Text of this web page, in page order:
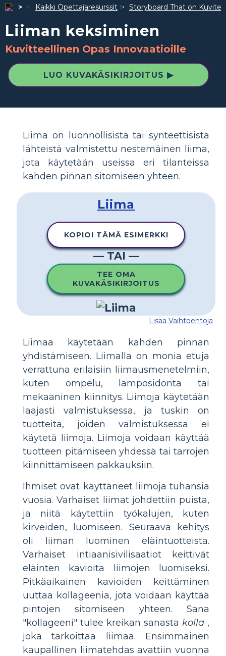
Kaikki Opettajaresurssit Storyboard That on
Liiman keksiminen
Kuvitteellinen Opas Innovaatioille
LUO KUVAKÄSIKIRJOITUS ▶
Liima on luonnollisista tai synteettisistä
lähteistä valmistettu nestemäinen liima,
jota käytetään useissa eri tilanteissa
kahden pinnan sitomiseen yhteen.
Liima
KOPIOI TÄMÄ ESIMERKKI
— TAI —
TEE OMA
KUVAKÄSIKIRJOITUS
Lisää Vaihtoehtoja
Liimaa käytetään kahden pinnan
yhdistämiseen. Liimalla on monia etuja
verrattuna erilaisiin liimausmenetelmiin,
kuten ompelu, lämpösidonta tai
mekaaninen kiinnitys. Liimoja käytetään
laajasti valmistuksessa, ja tuskin on
tuotteita, joiden valmistuksessa ei
käytetä liimoja. Liimoja voidaan käyttää
tuotteen pitämiseen yhdessä tai tarrojen
kiinnittämiseen pakkauksiin.
Ihmiset ovat käyttäneet liimoja tuhansia
vuosia. Varhaiset liimat johdettiin puista,
ja niitä käytettiin työkalujen, kuten
kirveiden, luomiseen. Seuraava kehitys
oli liiman luominen eläintuotteista.
Varhaiset intiaanisivilisaatiot keittivät
eläinten kavioita liimojen luomiseksi.
Pitkäaikainen kavioiden keittäminen
uuttaa kollageenia, jota voidaan käyttää
pintojen sitomiseen yhteen. Sana
"kollageeni" tulee kreikan sanasta kolla ,
joka tarkoittaa liimaa. Ensimmäinen
kaupallinen liimatehdas avattiin vuonna